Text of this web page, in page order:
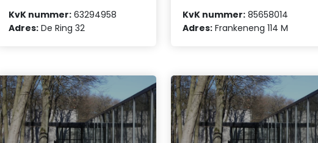
KvK nummer: 63294958
Adres: De Ring 32
KvK nummer: 85658014
Adres: Frankeneng 114 M